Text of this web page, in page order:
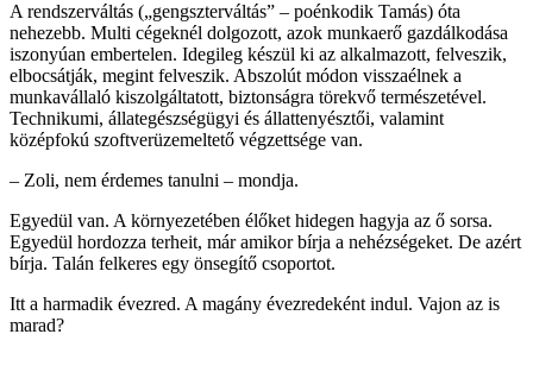
A rendszerváltás („gengszterváltás” – poénkodik Tamás) óta
nehezebb. Multi cégeknél dolgozott, azok munkaerő gazdálkodása
iszonyúan embertelen. Idegileg készül ki az alkalmazott, felveszik,
elbocsátják, megint felveszik. Abszolút módon visszaélnek a
munkavállaló kiszolgáltatott, biztonságra törekvő természetével.
Technikumi, állategészségügyi és állattenyésztői, valamint
középfokú szoftverüzemeltető végzettsége van.
– Zoli, nem érdemes tanulni – mondja.
Egyedül van. A környezetében élőket hidegen hagyja az ő sorsa.
Egyedül hordozza terheit, már amikor bírja a nehézségeket. De azért
bírja. Talán felkeres egy önsegítő csoportot.
Itt a harmadik évezred. A magány évezredeként indul. Vajon az is
marad?